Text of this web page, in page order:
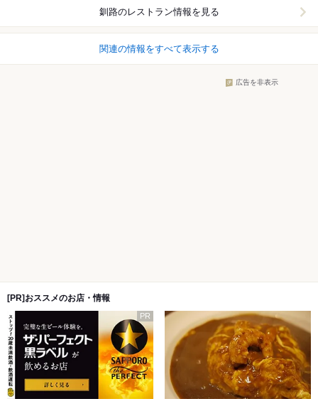
釧路のレストラン情報を見る
関連の情報をすべて表示する
広告を非表示
[PR]おススメのお店・情報
PR